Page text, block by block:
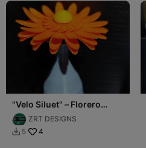
"Velo Siluet" – Florero
Minimalista de Líneas
Orgánicas
ZRT DESIGNS
 5 4